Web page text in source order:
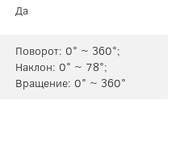
Да
Поворот: 0° ~ 360°;
Наклон: 0° ~ 78°;
Вращение: 0° ~ 360°